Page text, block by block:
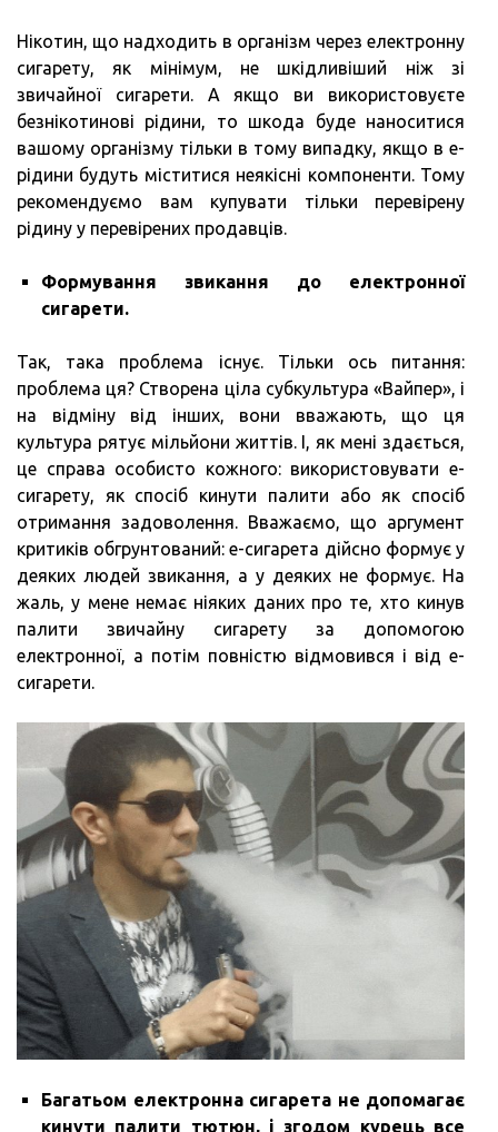
Нікотин, що надходить в організм через електронну
сигарету, як мінімум, не шкідливіший ніж зі
звичайної сигарети. А якщо ви використовуєте
безнікотинові рідини, то шкода буде наноситися
вашому організму тільки в тому випадку, якщо в е-
рідини будуть міститися неякісні компоненти. Тому
рекомендуємо вам купувати тільки перевірену
рідину у перевірених продавців.
Формування звикання до електронної
сигарети.
Так, така проблема існує. Тільки ось питання:
проблема ця? Створена ціла субкультура «Вайпер», і
на відміну від інших, вони вважають, що ця
культура рятує мільйони життів. І, як мені здається,
це справа особисто кожного: використовувати е-
сигарету, як спосіб кинути палити або як спосіб
отримання задоволення. Вважаємо, що аргумент
критиків обгрунтований: е-сигарета дійсно формує у
деяких людей звикання, а у деяких не формує. На
жаль, у мене немає ніяких даних про те, хто кинув
палити звичайну сигарету за допомогою
електронної, а потім повністю відмовився і від е-
сигарети.
Багатьом електронна сигарета не допомагає
кинути палити тютюн, і згодом курець все